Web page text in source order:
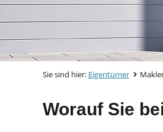
Sie sind hier: Eigentümer
Worauf Sie